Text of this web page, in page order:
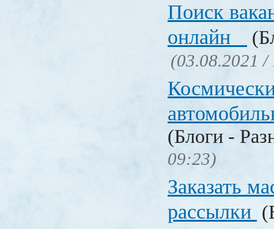
Поиск
онлайн
(03.08.2021 /
(Блоги -
09:23)
Заказать
рассылки